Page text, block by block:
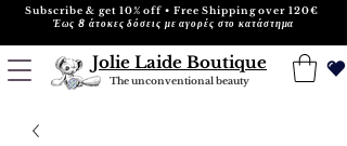
Subscribe & get 10% off • Free Shipping over 120€
Έως 8 άτοκες δόσεις με αγορές στο κατάστημα
Jolie Laide Boutique
The unconventional beauty